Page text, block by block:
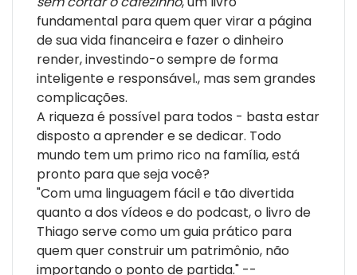
fundamental para quem quer virar a página
de sua vida financeira e fazer o dinheiro
render, investindo-o sempre de forma
inteligente e responsável., mas sem grandes
complicações.
A riqueza é possível para todos - basta estar
disposto a aprender e se dedicar. Todo
mundo tem um primo rico na família, está
pronto para que seja você?
"Com uma linguagem fácil e tão divertida
quanto a dos vídeos e do podcast, o livro de
Thiago serve como um guia prático para
quem quer construir um patrimônio, não
importando o ponto de partida." --